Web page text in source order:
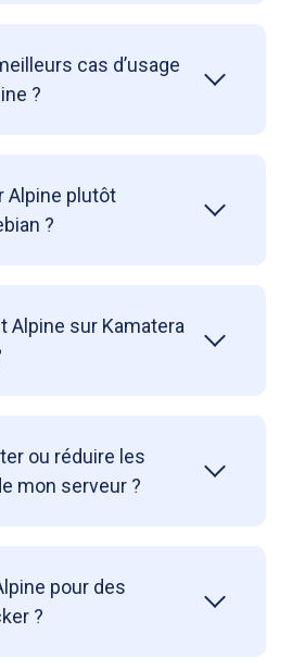
cas d’usage
?
Alpine plutôt
?
Alpine sur Kamatera
ou réduire les
mon serveur ?
pour des
?